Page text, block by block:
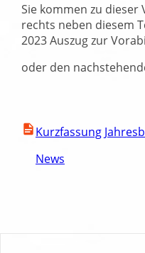
Sie kommen zu
rechts neben diesem
2023 Auszug zur
oder den
Kurzfassung
News